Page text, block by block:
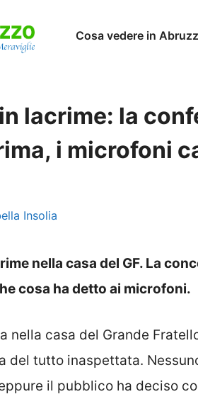
Cosa vedere in
lacrime: la
i microfoni
Insolia
nella casa del GF. La
cosa ha detto ai microfoni.
nella casa del Grande
del tutto inaspettata.
il pubblico ha deciso